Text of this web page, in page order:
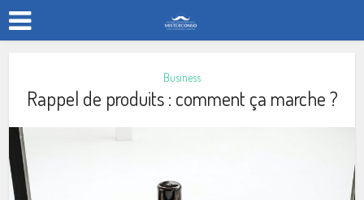
Business
Rappel de produits : comment ça marche ?